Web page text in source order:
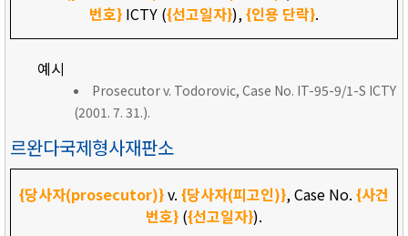
번호} ICTY ({선고일자}),{인용 단락}.
예시
Prosecutor v. Todorovic, Case No. IT-95-9/1-S ICTY
(2001. 7. 31.).
르완다국제형사재판소
{당사자(prosecutor)}v. {당사자(피고인)}, Case No. {사건
번호} ({선고일자}).